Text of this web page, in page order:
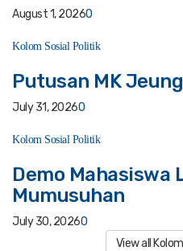
August 1, 20260
Kolom Sosial Politik
Putusan MK
July 31, 20260
Kolom Sosial Politik
Demo Mahasiswa
Mumusuhan
July 30, 20260
View all